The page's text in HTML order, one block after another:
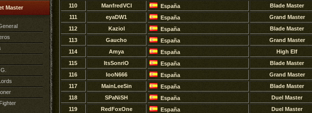
Master
110
ManfredVCI España Blade Master
111
eyaDW1 España Grand Master
112
Kaziol España Blade Master
113
Gaucho España Grand Master
114
Amya España High Elf
115
ItsSonriO España Blade Master
116
IooN666 España Grand Master
117
MainLeeSin España Blade Master
118
SPaNiSH España Duel Master
119
RedFoxOne España Duel Master